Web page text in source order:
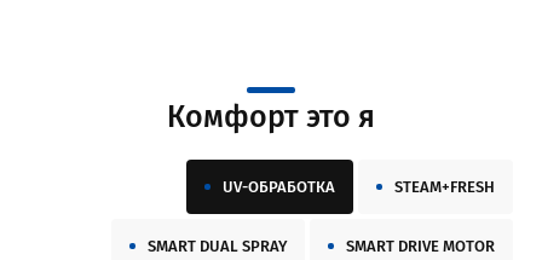
Комфорт это я
UV-ОБРАБОТКА STEAM+FRESH
SMART DUAL SPRAY SMART DRIVE MOTOR